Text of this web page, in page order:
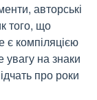
авторські
того, що
є компіляцією
увагу на знаки
про роки